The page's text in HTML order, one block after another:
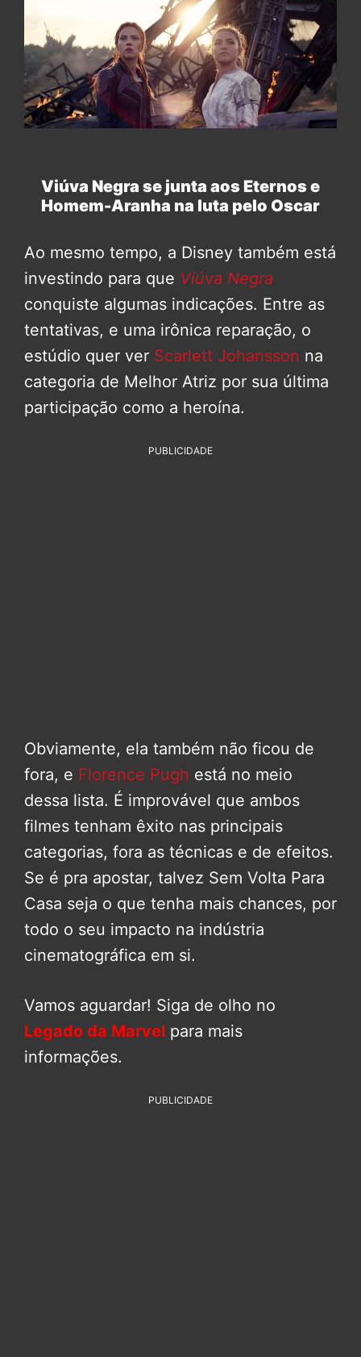
Viúva Negra se junta aos Eternos e
Homem-Aranha na luta pelo Oscar
Ao mesmo tempo, a Disney também está
investindo para que Viúva Negra
conquiste algumas indicações. Entre as
tentativas, e uma irônica reparação, o
estúdio quer ver Scarlett Johansson na
categoria de Melhor Atriz por sua última
participação como a heroína.
PUBLICIDADE
Obviamente, ela também não ficou de
fora, e Florence Pugh está no meio
dessa lista. É improvável que ambos
filmes tenham êxito nas principais
categorias, fora as técnicas e de efeitos.
Se é pra apostar, talvez Sem Volta Para
Casa seja o que tenha mais chances, por
todo o seu impacto na indústria
cinematográfica em si.
Vamos aguardar! Siga de olho no
Legado da Marvel para mais
informações.
PUBLICIDADE